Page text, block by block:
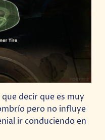
decir que es muy
pero no influye
ir conduciendo en